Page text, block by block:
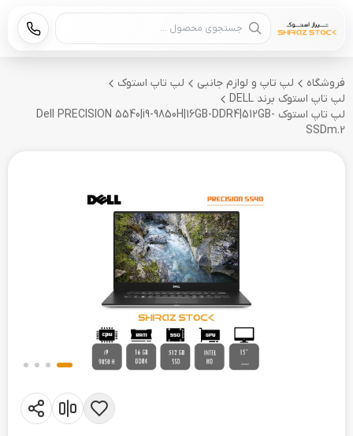
جستجوی محصول
فروشگاه لپ تاپ و لوازم جانبی
لپ تاپ استوک
لپ تاپ استوک برند DELL
لپ تاپ استوک Dell PRECISION 5540|i9-9850H|16GB-DDR4|512GB-
SSDm.2